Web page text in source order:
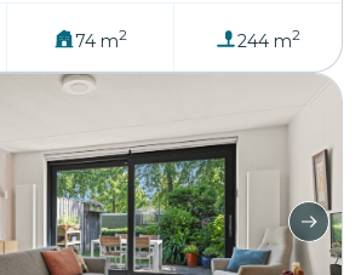
74 m2 244 m2